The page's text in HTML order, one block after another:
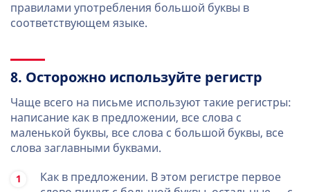
правилами употребления большой буквы в
соответствующем языке.
8. Осторожно используйте регистр
Чаще всего на письме используют такие регистры:
написание как в предложении, все слова с
маленькой буквы, все слова с большой буквы, все
слова заглавными буквами.
Как в предложении. В этом регистре первое